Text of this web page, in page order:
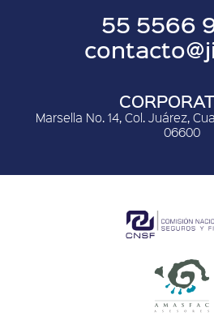
55 5566
Marsella No. 14, Col. Juárez,
06600